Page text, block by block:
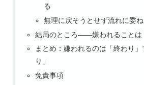
る
無理に戻そうとせず流れに委ね
結局のところ——嫌われることは
まとめ：嫌われるのは「終わり」
り」
免責事項